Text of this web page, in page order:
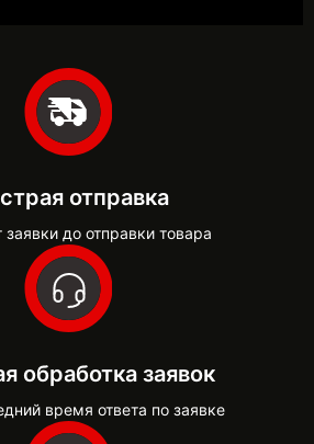
отправка
заявки до отправки товара
обработка заявок
время ответа по заявке